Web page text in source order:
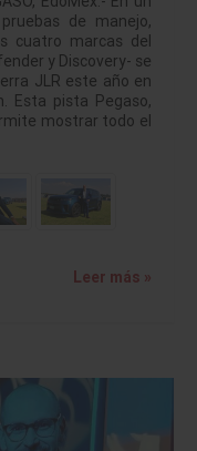
de manejo,
cuatro marcas del
y Discovery- se
JLR este año en
Esta pista Pegaso,
mostrar todo el
Leer más »